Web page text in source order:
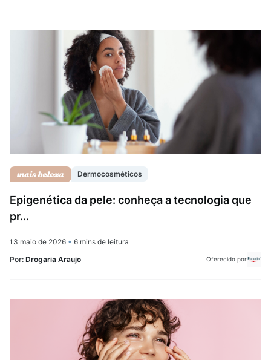
Dermocosméticos
Epigenética da pele: conheça a tecnologia que
pr...
13 maio de 2026 • 6 mins de leitura
Por: Drogaria Araujo Oferecido por